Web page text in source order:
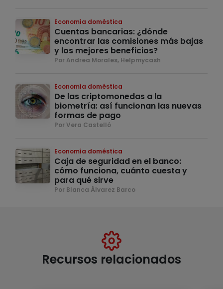
Economía doméstica
Cuentas bancarias: ¿dónde
encontrar las comisiones más bajas
y los mejores beneficios?
Por Andrea Morales, Helpmycash
Economía doméstica
De las criptomonedas a la
biometría: así funcionan las nuevas
formas de pago
Por Vera Castelló
Economía doméstica
Caja de seguridad en el banco:
cómo funciona, cuánto cuesta y
para qué sirve
Por Blanca Álvarez Barco
Recursos relacionados